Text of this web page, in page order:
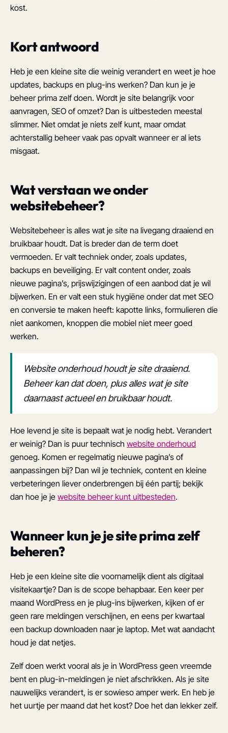
kost.
Kort antwoord
Heb je een kleine site die weinig verandert en weet je hoe
updates, backups en plug-ins werken? Dan kun je je
beheer prima zelf doen. Wordt je site belangrijk voor
aanvragen, SEO of omzet? Dan is uitbesteden meestal
slimmer. Niet omdat je niets zelf kunt, maar omdat
achterstallig beheer vaak pas opvalt wanneer er al iets
misgaat.
Wat verstaan we onder
websitebeheer?
Websitebeheer is alles wat je site na livegang draaiend en
bruikbaar houdt. Dat is breder dan de term doet
vermoeden. Er valt techniek onder, zoals updates,
backups en beveiliging. Er valt content onder, zoals
nieuwe pagina’s, prijswijzigingen of een aanbod dat je wil
bijwerken. En er valt een stuk hygiëne onder dat met SEO
en conversie te maken heeft: kapotte links, formulieren die
niet aankomen, knoppen die mobiel niet meer goed
werken.
Website onderhoud houdt je site draaiend.
Beheer kan dat doen, plus alles wat je site
daarnaast actueel en bruikbaar houdt.
Hoe levend je site is bepaalt wat je nodig hebt. Verandert
er weinig? Dan is puur technisch website onderhoud
genoeg. Komen er regelmatig nieuwe pagina’s of
aanpassingen bij? Dan wil je techniek, content en kleine
verbeteringen liever onderbrengen bij één partij; bekijk
dan hoe je je website beheer kunt uitbesteden.
Wanneer kun je je site prima zelf
beheren?
Heb je een kleine site die voornamelijk dient als digitaal
visitekaartje? Dan is de scope behapbaar. Een keer per
maand WordPress en je plug-ins bijwerken, kijken of er
geen rare meldingen verschijnen, en eens per kwartaal
een backup downloaden naar je laptop. Met wat aandacht
houd je dat netjes.
Zelf doen werkt vooral als je in WordPress geen vreemde
bent en plug-in-meldingen je niet afschrikken. Als je site
nauwelijks verandert, is er sowieso amper werk. En heb je
het uurtje per maand dat het kost? Doe het dan lekker zelf.